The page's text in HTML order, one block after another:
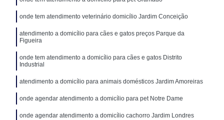
onde tem atendimento veterinário domicílio Jardim Conceição
atendimento a domicílio para cães e gatos preços Parque da
Figueira
onde tem atendimento a domicílio para cães e gatos Distrito
Industrial
atendimento a domicílio para animais domésticos Jardim Amoreiras
onde agendar atendimento a domicílio para pet Notre Dame
onde agendar atendimento a domicílio cachorro Jardim Londres